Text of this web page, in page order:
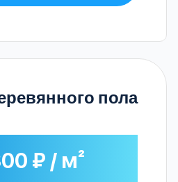
пола
₽ / м²